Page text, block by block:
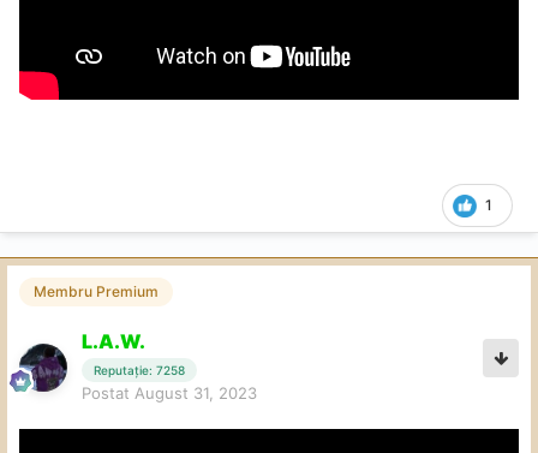
1
Membru Premium
L.A.W.
Reputație: 7258
Postat August 31, 2023